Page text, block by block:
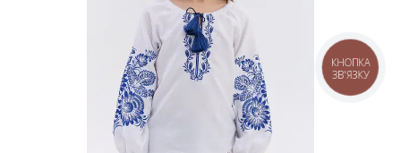
КНОПКА
ЗВ'ЯЗКУ